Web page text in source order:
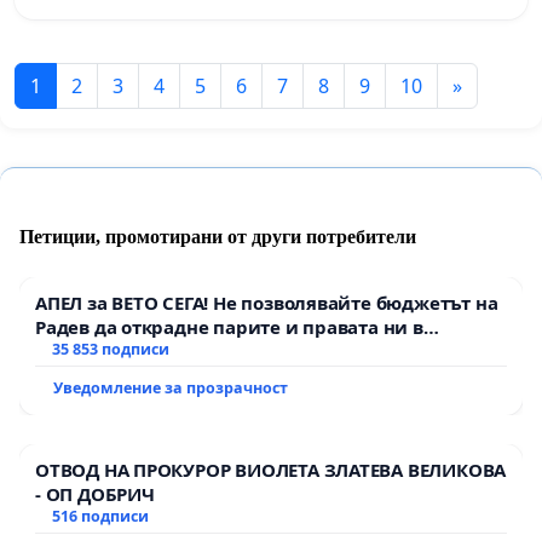
1 2 3 4 5 6 7 8 9 10 »
Петиции, промотирани от други потребители
АПЕЛ за ВЕТО СЕГА! Не позволявайте бюджетът на
Радев да открадне парите и правата ни в
тъмното
35 853 подписи
Уведомление за прозрачност
ОТВОД НА ПРОКУРОР ВИОЛЕТА ЗЛАТЕВА ВЕЛИКОВА
- ОП ДОБРИЧ
516 подписи